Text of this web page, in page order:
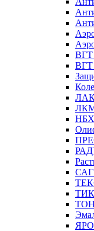
ВГТ
ВГТ
ЛКМ
НБХ